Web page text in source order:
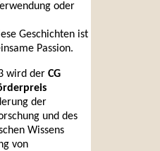
oder
Geschichten ist
Passion.
wird der CG
der
und des
Wissens
von